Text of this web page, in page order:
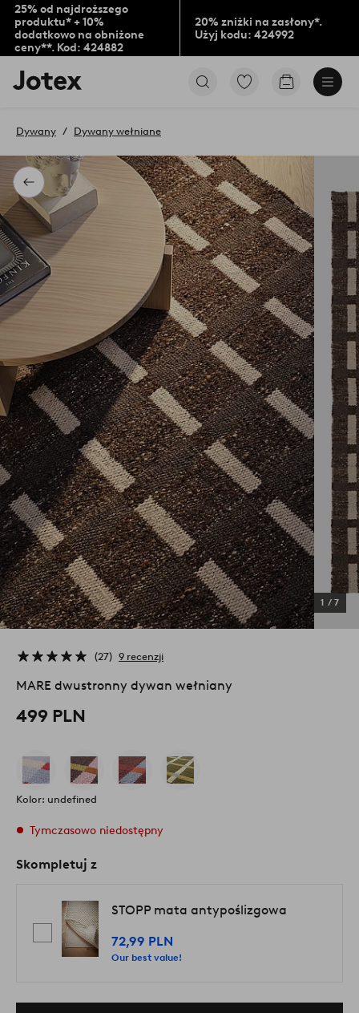
25% od najdroższego
produktu* + 10%
dodatkowo na obniżone
ceny**. Kod: 424882
20% zniżki na zasłony*.
Użyj kodu: 424992
Logo
Jotex
na
stronę
PrzejdźPrzejdź
Powrót
Dywany Dywany wełniane
1 / 7
27 9 recenzji
MARE dwustronny dywan wełniany
499 PLN
Kolor: undefined
Tymczasowo niedostępny
Skompletuj z
STOPP mata antypoślizgowa
72,99 PLN
Our best value!